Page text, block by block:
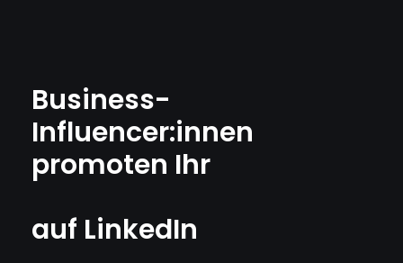
Business-
Influencer:innen
promoten Ihr
auf LinkedIn